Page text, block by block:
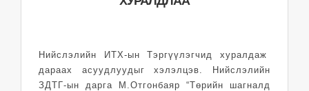
Нийслэлийн ИТХ-ын Тэргүүлэгчид хуралдаж
дараах асуудлуудыг хэлэлцэв. Нийслэлийн
ЗДТГ-ын дарга М.Отгонбаяр “Төрийн шагналд